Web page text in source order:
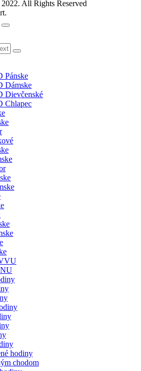
All Rights Reserved
Pánske
Dámske
Dievčenské
Chlapec
hodiny
chodom